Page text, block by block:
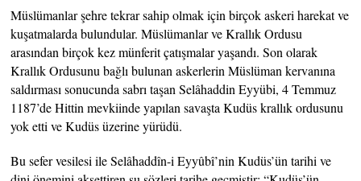
Müslümanlar şehre tekrar sahip olmak için birçok askeri harekat ve
kuşatmalarda bulundular. Müslümanlar ve Krallık Ordusu
arasından birçok kez münferit çatışmalar yaşandı. Son olarak
Krallık Ordusunu bağlı bulunan askerlerin Müslüman kervanına
saldırması sonucunda sabrı taşan Selâhaddin Eyyübi, 4 Temmuz
1187’de Hittin mevkiinde yapılan savaşta Kudüs krallık ordusunu
yok etti ve Kudüs üzerine yürüdü.
Bu sefer vesilesi ile Selâhaddîn-i Eyyûbî’nin Kudüs’ün tarihi ve